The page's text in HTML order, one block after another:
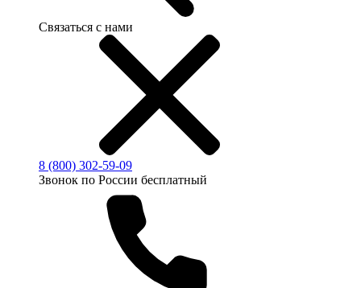
Связаться с нами
8 (800) 302-59-09
Звонок по России бесплатный